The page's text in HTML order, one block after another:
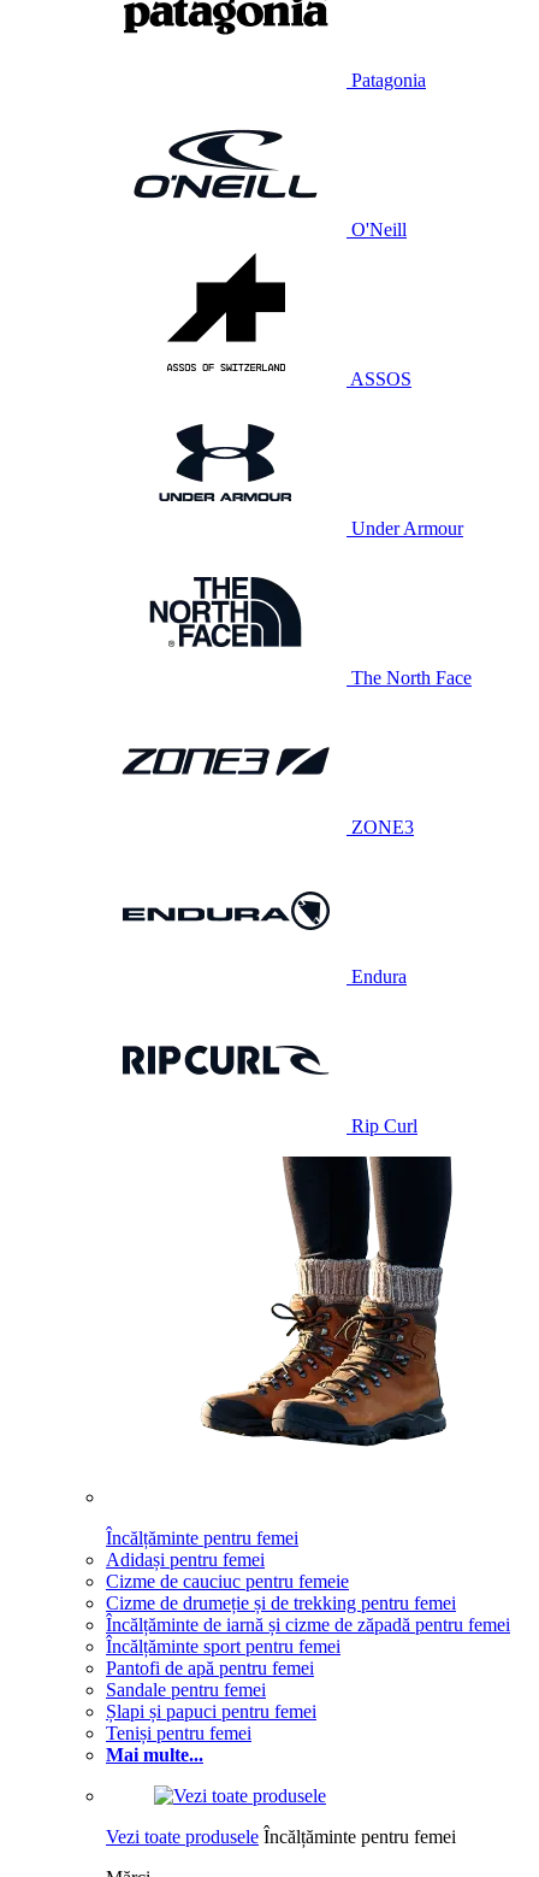
Patagonia
O'Neill
ASSOS
Under Armour
The North Face
ZONE3
Endura
Rip Curl
Încălțăminte pentru femei
Adidași pentru femei
Cizme de cauciuc pentru femeie
Cizme de drumeție și de trekking pentru femei
Încălțăminte de iarnă și cizme de zăpadă pentru femei
Încălțăminte sport pentru femei
Pantofi de apă pentru femei
Sandale pentru femei
Șlapi și papuci pentru femei
Teniși pentru femei
Mai multe...
Vezi toate produsele Încălțăminte pentru femei